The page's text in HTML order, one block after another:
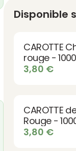
Disponible
CAROTTE
rouge -
3,80 €
CAROTTE
Rouge -
3,80 €